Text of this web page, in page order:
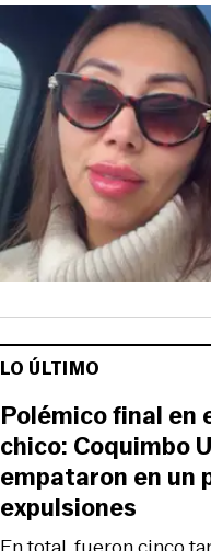
LO ÚLTIMO
Polémico final en
chico: Coquimbo
empataron en un
expulsiones